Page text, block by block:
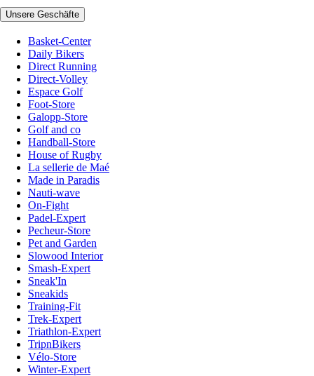
Unsere Geschäfte
Basket-Center
Daily Bikers
Direct Running
Direct-Volley
Espace Golf
Foot-Store
Galopp-Store
Golf and co
Handball-Store
House of Rugby
La sellerie de Maé
Made in Paradis
Nauti-wave
On-Fight
Padel-Expert
Pecheur-Store
Pet and Garden
Slowood Interior
Smash-Expert
Sneak'In
Sneakids
Training-Fit
Trek-Expert
Triathlon-Expert
TripnBikers
Vélo-Store
Winter-Expert